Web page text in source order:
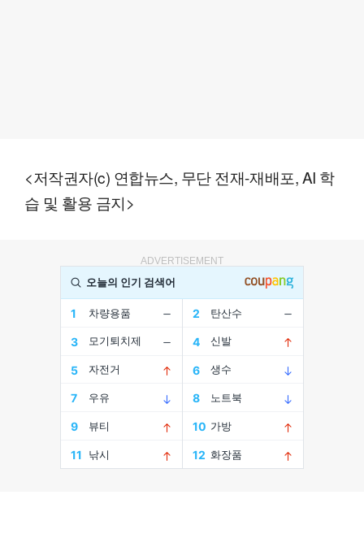
<저작권자(c) 연합뉴스, 무단 전재-재배포, AI 학
습 및 활용 금지>
ADVERTISEMENT